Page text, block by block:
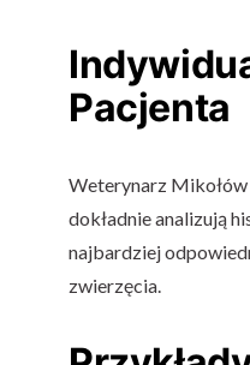
Pacjenta
Weterynarz Mikołów
dokładnie analizują
najbardziej
zwierzęcia.